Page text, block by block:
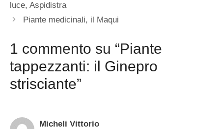
luce, Aspidistra
Piante medicinali, il Maqui
1 commento su “Piante
tappezzanti: il Ginepro
strisciante”
Micheli Vittorio